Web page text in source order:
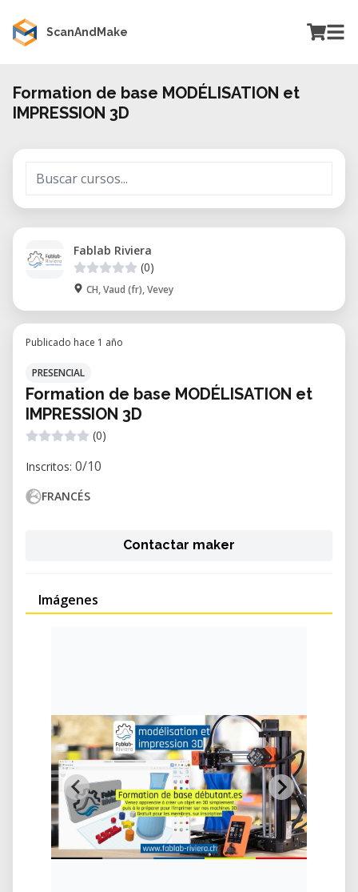
ScanAndMake
Formation de base MODÉLISATION et
IMPRESSION 3D
Fablab Riviera
(0)
CH, Vaud (fr), Vevey
Publicado hace 1 año
PRESENCIAL
Formation de base MODÉLISATION et
IMPRESSION 3D
(0)
Inscritos: 0/10
FRANCÉS
Contactar maker
Imágenes